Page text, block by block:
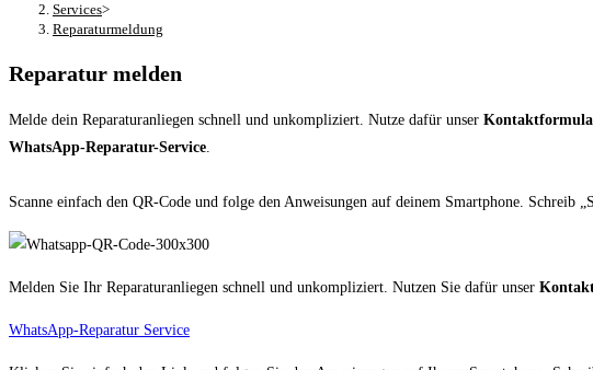
Services>
Reparaturmeldung
Reparatur melden
Melde dein Reparaturanliegen schnell und unkompliziert. Nutze dafür unser
WhatsApp-Reparatur-Service.
Scanne einfach den QR-Code und folge den Anweisungen auf deinem Smartphone.
Melden Sie Ihr Reparaturanliegen schnell und unkompliziert. Nutzen Sie dafür unser
WhatsApp-Reparatur Service